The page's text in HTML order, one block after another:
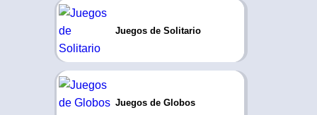
Juegos de Solitario
Juegos de Globos